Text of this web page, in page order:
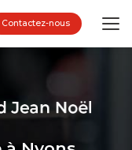
Contactez-nous